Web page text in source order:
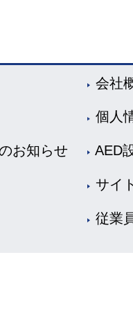
会社
個人
お知らせ AED
サイ
従業